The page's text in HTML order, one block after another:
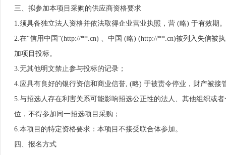
三、拟参加本项目采购的供应商资格要求
1.须具备独立法人资格并依法取得企业营业执照，营 (略) 于有效期。
2.在“信用中国”(http://**.cn) 、中国 (略) (http://**.cn)被列入失信被
加项目投标。
3.无其他明文禁止参与投标的记录；
4.应具有良好的银行资信和商业信誉, (略) 于被责令停业，财产被接
5.与招选人存在利害关系可能影响招选公正性的法人、其他组织或
位，不得参加同一招选项目采购；
6.本项目的特定资格要求：本项目不接受联合体参加。
四、报名方式